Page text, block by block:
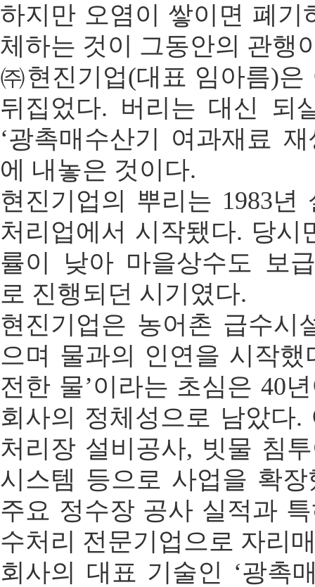
하지만 오염이 쌓이면 폐기
체하는 것이 그동안의 관행
㈜현진기업(대표 임아름)
뒤집었다. 버리는 대신 되
‘광촉매수산기 여과재료
에 내놓은 것이다.
현진기업의 뿌리는 1983년
처리업에서 시작됐다. 당시
률이 낮아 마을상수도 보
로 진행되던 시기였다.
현진기업은 농어촌 급수시
으며 물과의 인연을 시작했
전한 물’이라는 초심은 40
회사의 정체성으로 남았다.
처리장 설비공사, 빗물 침
시스템 등으로 사업을 확
주요 정수장 공사 실적과
수처리 전문기업으로 자리
회사의 대표 기술인 ‘광촉